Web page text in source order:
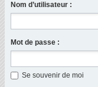
Nom d’utilisateur :
Mot de passe :
Se souvenir de moi